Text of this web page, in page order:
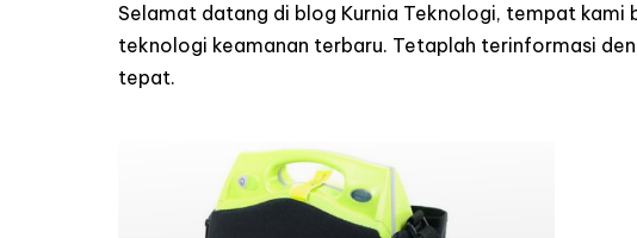
Selamat datang di blog Kurnia Teknologi, tempat kami
teknologi keamanan terbaru. Tetaplah terinformasi
tepat.